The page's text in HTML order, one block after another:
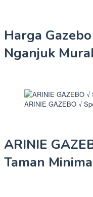
Harga
Nganjuk
ARINIE GAZEBO √
ARINIE
Taman